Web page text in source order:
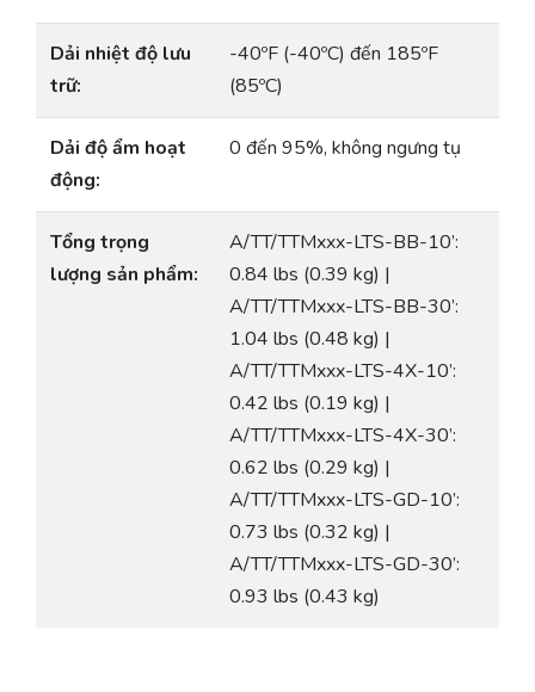
Dải nhiệt độ lưu
trữ:
-40ºF (-40ºC) đến 185ºF
(85ºC)
Dải độ ẩm hoạt
động:
0 đến 95%, không ngưng tụ
Tổng trọng
lượng sản phẩm:
A/TT/TTMxxx-LTS-BB-10’:
0.84 lbs (0.39 kg) |
A/TT/TTMxxx-LTS-BB-30’:
1.04 lbs (0.48 kg) |
A/TT/TTMxxx-LTS-4X-10’:
0.42 lbs (0.19 kg) |
A/TT/TTMxxx-LTS-4X-30’:
0.62 lbs (0.29 kg) |
A/TT/TTMxxx-LTS-GD-10’:
0.73 lbs (0.32 kg) |
A/TT/TTMxxx-LTS-GD-30’:
0.93 lbs (0.43 kg)